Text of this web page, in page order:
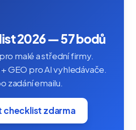
2026 — 57 bodů
malé a střední firmy.
GEO pro AI vyhledávače.
zadání emailu.
checklist zdarma